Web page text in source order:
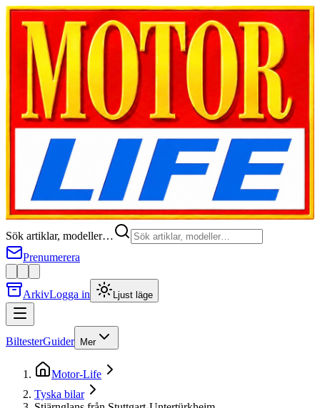
Sök artiklar, modeller…
Prenumerera
ArkivLogga in Ljust läge
BiltesterGuider Mer
Motor-Life
Tyska bilar